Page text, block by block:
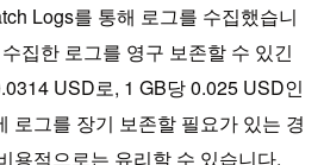
Logs를 통해 로그를 수집했습니
집한 로그를 영구 보존할 수 있긴
USD로, 1 GB당 0.025 USD인
로그를 장기 보존할 필요가 있는 경
용적으로는 유리할 수 있습니다.